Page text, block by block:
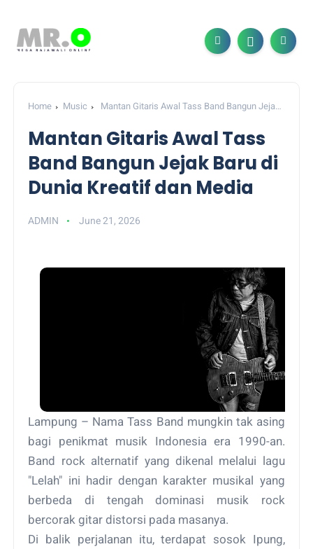
Home Music
Mantan Gitaris Awal Tass Band Bangun Jejak
Mantan Gitaris Awal Tass
Band Bangun Jejak Baru di
Dunia Kreatif dan Media
ADMIN June 21, 2026
Lampung – Nama Tass Band mungkin tak asing
bagi penikmat musik Indonesia era 1990-an.
Band rock alternatif yang dikenal melalui lagu
"Lelah" ini hadir dengan karakter musikal yang
berbeda di tengah dominasi musik rock
bercorak gitar distorsi pada masanya.
Di balik perjalanan itu, terdapat sosok Ipung,